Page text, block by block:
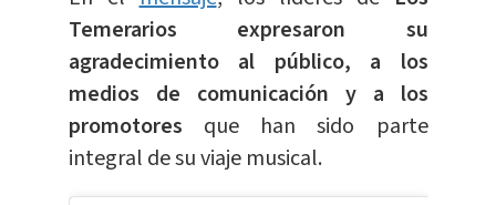
Temerarios expresaron su
agradecimiento al público, a los
medios de comunicación y a los
promotores que han sido parte
integral de su viaje musical.